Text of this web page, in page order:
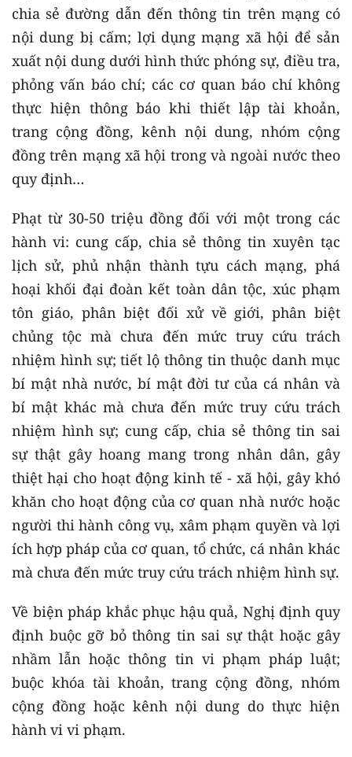
chia sẻ đường dẫn đến thông tin trên mạng có
nội dung bị cấm; lợi dụng mạng xã hội để sản
xuất nội dung dưới hình thức phóng sự, điều tra,
phỏng vấn báo chí; các cơ quan báo chí không
thực hiện thông báo khi thiết lập tài khoản,
trang cộng đồng, kênh nội dung, nhóm cộng
đồng trên mạng xã hội trong và ngoài nước theo
quy định…
Phạt từ 30-50 triệu đồng đối với một trong các
hành vi: cung cấp, chia sẻ thông tin xuyên tạc
lịch sử, phủ nhận thành tựu cách mạng, phá
hoại khối đại đoàn kết toàn dân tộc, xúc phạm
tôn giáo, phân biệt đối xử về giới, phân biệt
chủng tộc mà chưa đến mức truy cứu trách
nhiệm hình sự; tiết lộ thông tin thuộc danh mục
bí mật nhà nước, bí mật đời tư của cá nhân và
bí mật khác mà chưa đến mức truy cứu trách
nhiệm hình sự; cung cấp, chia sẻ thông tin sai
sự thật gây hoang mang trong nhân dân, gây
thiệt hại cho hoạt động kinh tế - xã hội, gây khó
khăn cho hoạt động của cơ quan nhà nước hoặc
người thi hành công vụ, xâm phạm quyền và lợi
ích hợp pháp của cơ quan, tổ chức, cá nhân khác
mà chưa đến mức truy cứu trách nhiệm hình sự.
Về biện pháp khắc phục hậu quả, Nghị định quy
định buộc gỡ bỏ thông tin sai sự thật hoặc gây
nhầm lẫn hoặc thông tin vi phạm pháp luật;
buộc khóa tài khoản, trang cộng đồng, nhóm
cộng đồng hoặc kênh nội dung do thực hiện
hành vi vi phạm.